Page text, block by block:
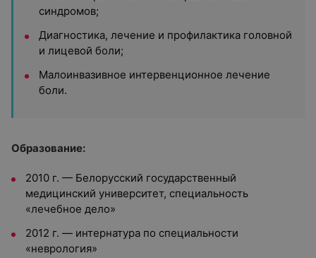
синдромов;
Диагностика, лечение и профилактика головной
и лицевой боли;
Малоинвазивное интервенционное лечение
боли.
Oбразование:
2010 г. — Белорусский государственный
медицинский университет, специальность
«лечебное дело»
2012 г. — интернатура по специальности
«неврология»